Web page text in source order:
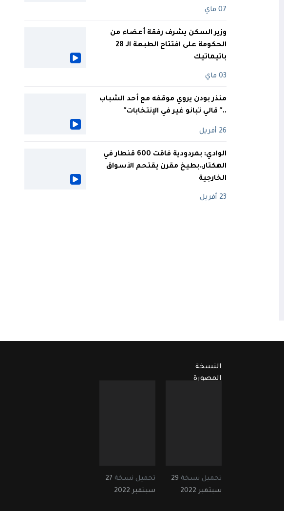
07 ماي
وزير السكن يشرف رفقة أعضاء من
الحكومة على افتتاح الطبعة الـ 28
باتيماتيك
03 ماي
منذر بودن يروي موقفه مع أحد الشباب
.." قالي تبانو غير في الإنتخابات"
26 أفريل
الوادي: بمردودية فاقت 600 قنطار في
الهكتار..بطيخ مقرن يقتحم الأسواق
الخارجية
23 أفريل
النسخة
المصورة
تحميل نسخة 29
سبتمبر 2022
تحميل نسخة 27
سبتمبر 2022